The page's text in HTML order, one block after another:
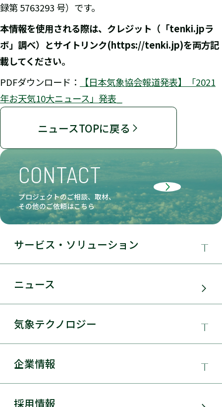
録第 5763293 号）です。
本情報を使用される際は、クレジット（「tenki.jpラ
ボ」調べ）とサイトリンク(https://tenki.jp)を両方記
載してください。
PDFダウンロード：
【日本気象協会報道発表】「2021
年お天気10大ニュース」発表_
ニュースTOPに戻る
CONTACT
プロジェクトのご相談、取材、
その他のご依頼はこちら
サービス・ソリューション
事業領域
サービス・ソリューション
太陽光発電
ニュース
気象テクノロジー
気象テクノロジー
総合数値気象予測システムSYNFOS
企業情報
日本気象協会とは
採用情報